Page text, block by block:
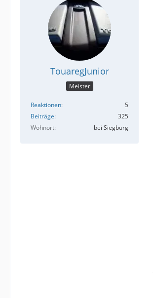
TouaregJunior
Meister
Reaktionen
5
Beiträge
325
Wohnort
bei Siegburg